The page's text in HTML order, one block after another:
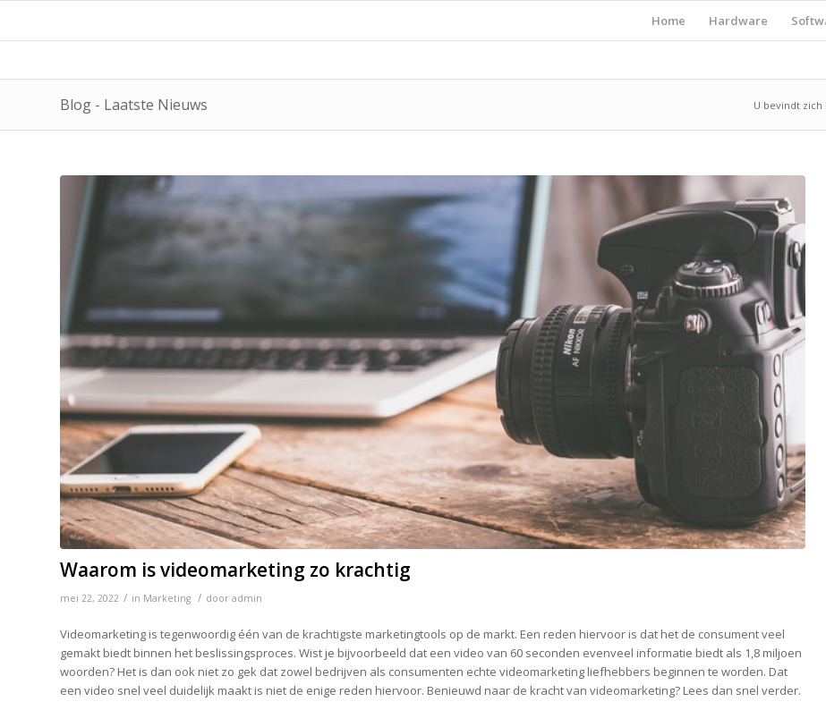
Home Hardware
Blog - Laatste Nieuws U bevindt zich
Waarom is videomarketing zo krachtig
mei 22, 2022 / in Marketing / door admin
Videomarketing is tegenwoordig één van de krachtigste marketingtools op de markt. Een reden hiervoor is dat het de consument veel
gemakt biedt binnen het beslissingsproces. Wist je bijvoorbeeld dat een video van 60 seconden evenveel informatie biedt als 1,8 miljoen
woorden? Het is dan ook niet zo gek dat zowel bedrijven als consumenten echte videomarketing liefhebbers beginnen te worden. Dat
een video snel veel duidelijk maakt is niet de enige reden hiervoor. Benieuwd naar de kracht van videomarketing? Lees dan snel verder.